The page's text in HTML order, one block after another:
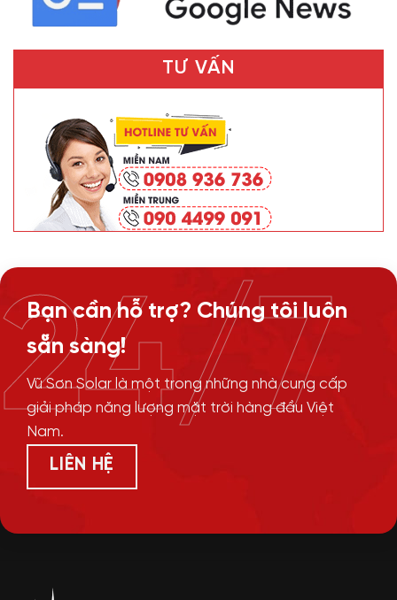
TƯ VẤN
Bạn cần hỗ trợ? Chúng tôi luôn
sẵn sàng!
Vũ Sơn Solar là một trong những nhà cung cấp
giải pháp năng lượng mặt trời hàng đầu Việt
Nam.
LIÊN HỆ
24/7